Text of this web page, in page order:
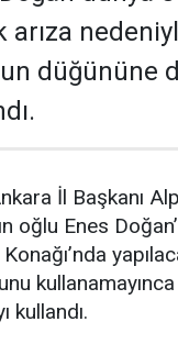
arıza
düğününe
İl Başkanı
oğlu Enes
kullandı.